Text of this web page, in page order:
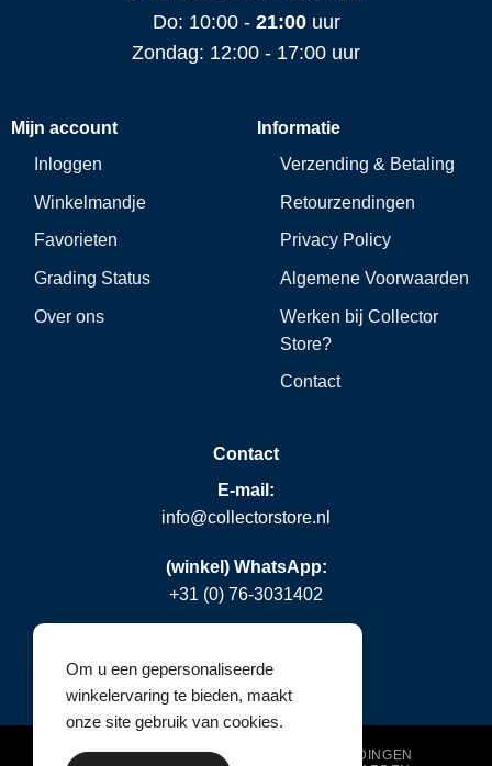
Do: 10:00 - 21:00uur
Zondag: 12:00 - 17:00 uur
Mijn account
Inloggen
Winkelmandje
Favorieten
Grading Status
Over ons
Informatie
Verzending & Betaling
Retourzendingen
Privacy Policy
Algemene Voorwaarden
Werken bij Collector
Store?
Contact
Contact
E-mail:
info@collectorstore.nl
(winkel) WhatsApp:
+31 (0) 76-3031402
VERZENDING & BETALING
RETOURZENDINGEN
Om u een gepersonaliseerde
winkelervaring te bieden, maakt
onze site gebruik van cookies.